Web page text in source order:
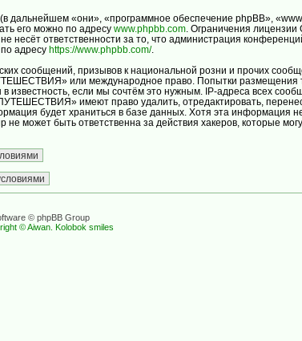
«они», «программное обеспечение phpBB»,
его можно по адресу www.phpbb.com. Ограничения лицензии
ответственности за то, что администрация
адресу https://www.phpbb.com/.
сообщений, призывов к национальной розни и прочих
или международное право. Попытки размещения
если мы сочтём это нужным. IP-адреса всех
имеют право удалить, отредактировать,
будет храниться в базе данных. Хотя эта информация
быть ответственна за действия хакеров, которые
© phpBB Group
© Aiwan. Kolobok smiles